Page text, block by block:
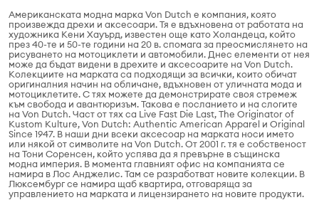
Американската модна марка Von Dutch е компания, която
произвежда дрехи и аксесоари. Тя е вдъхновена от работата на
художника Кени Хауърд, известен още като Холандеца, който
през 40-те и 50-те години на 20 в. спомага за преосмислянето на
рисуването на мотоциклети и автомобили. Днес елементи от нея
може да бъдат видени в дрехите и аксесоарите на Von Dutch.
Колекциите на марката са подходящи за всички, които обичат
оригиналния начин на обличане, вдъхновен от уличната мода и
мотоциклетите. С тях можете да демонстрирате своя стремеж
към свобода и авантюризъм. Такова е посланието и на слогите
на Von Dutch. Част от тях са Live Fast Die Last, The Originator of
Kustom Kulture, Von Dutch: Authentic American Apparel и Original
Since 1947. В наши дни всеки аксесоар на марката носи името
или някой от символите на Von Dutch. От 2001 г. тя е собственост
на Тони Соренсен, който успява да я превърне в същинска
модна империя. В момента главният офис на компанията се
намира в Лос Анджелис. Там се разработват новите колекции. В
Люксембург се намира щаб квартира, отговаряща за
управлението на марката и лицензирането на новите продукти.